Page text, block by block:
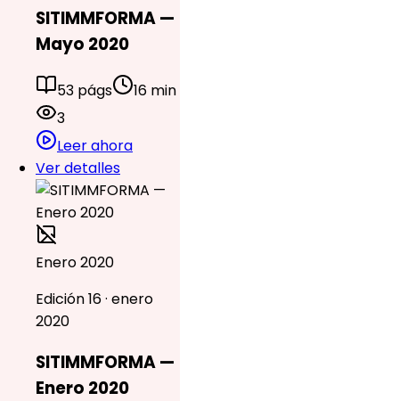
SITIMMFORMA —
Mayo 2020
53 págs
16 min
3
Leer ahora
Ver detalles
Enero 2020
Edición 16 · enero
2020
SITIMMFORMA —
Enero 2020